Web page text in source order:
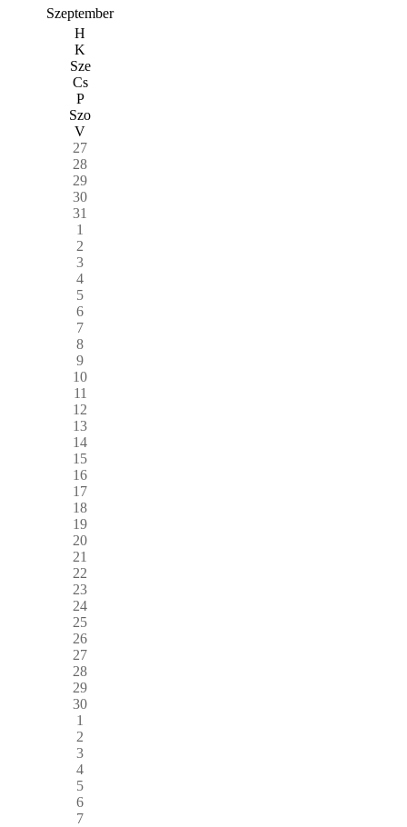
Szeptember
H
K
Sze
Cs
P
Szo
V
27
28
29
30
31
1
2
3
4
5
6
7
8
9
10
11
12
13
14
15
16
17
18
19
20
21
22
23
24
25
26
27
28
29
30
1
2
3
4
5
6
7